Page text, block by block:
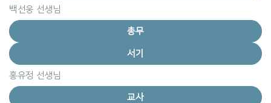
백선웅 선생님
총무
서기
홍유정 선생님
교사